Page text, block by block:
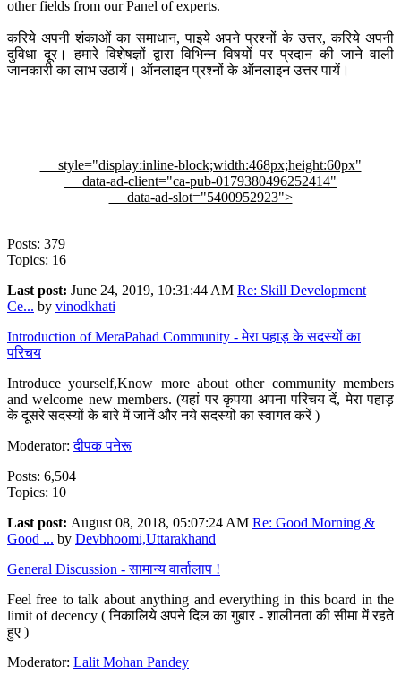
other fields from our Panel of experts.
करिये अपनी शंकाओं का समाधान, पाइये अपने प्रश्नों के उत्तर, करिये अपनी
दुविधा दूर। हमारे विशेषज्ञों द्वारा विभिन्न विषयों पर प्रदान की जाने वाली
जानकारी का लाभ उठायें। ऑनलाइन प्रश्नों के ऑनलाइन उत्तर पायें।
style="display:inline-block;width:468px;height:60px"
data-ad-client="ca-pub-0179380496252414"
data-ad-slot="5400952923">
Posts: 379
Topics: 16
Last post: June 24, 2019, 10:31:44 AM Re: Skill Development
Ce... by vinodkhati
Introduction of MeraPahad Community - मेरा पहाड़ के सदस्यों का
परिचय
Introduce yourself,Know more about other community members
and welcome new members. (यहां पर कृपया अपना परिचय दें, मेरा पहाड़
के दूसरे सदस्यों के बारे में जानें और नये सदस्यों का स्वागत करें )
Moderator:दीपक पनेरू
Posts: 6,504
Topics: 10
Last post: August 08, 2018, 05:07:24 AM Re: Good Morning &
Good ... by Devbhoomi,Uttarakhand
General Discussion - सामान्य वार्तालाप !
Feel free to talk about anything and everything in this board in the
limit of decency ( निकालिये अपने दिल का गुबार - शालीनता की सीमा में रहते
हुए )
Moderator: Lalit Mohan Pandey